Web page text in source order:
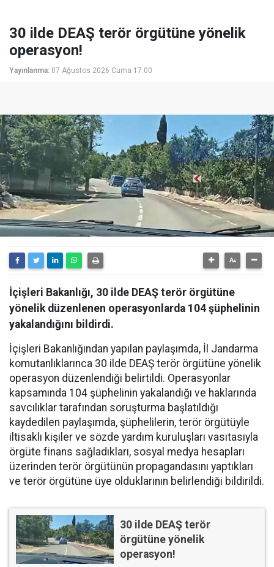
30 ilde DEAŞ terör örgütüne yönelik
operasyon!
Yayınlanma: 07 Ağustos 2026 Cuma 17:00
İçişleri Bakanlığı, 30 ilde DEAŞ terör örgütüne
yönelik düzenlenen operasyonlarda 104 şüphelinin
yakalandığını bildirdi.
İçişleri Bakanlığından yapılan paylaşımda, İl Jandarma
komutanlıklarınca 30 ilde DEAŞ terör örgütüne yönelik
operasyon düzenlendiği belirtildi. Operasyonlar
kapsamında 104 şüphelinin yakalandığı ve haklarında
savcılıklar tarafından soruşturma başlatıldığı
kaydedilen paylaşımda, şüphelilerin, terör örgütüyle
iltisaklı kişiler ve sözde yardım kuruluşları vasıtasıyla
örgüte finans sağladıkları, sosyal medya hesapları
üzerinden terör örgütünün propagandasını yaptıkları
ve terör örgütüne üye olduklarının belirlendiği bildirildi.
30 ilde DEAŞ terör
örgütüne yönelik
operasyon!